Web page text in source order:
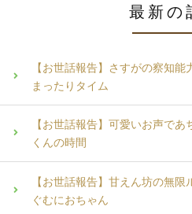
最新の
【お世話報告】さすがの察知
まったりタイム
【お世話報告】可愛いお声で
くんの時間
【お世話報告】甘えん坊の無
ぐむにおちゃん